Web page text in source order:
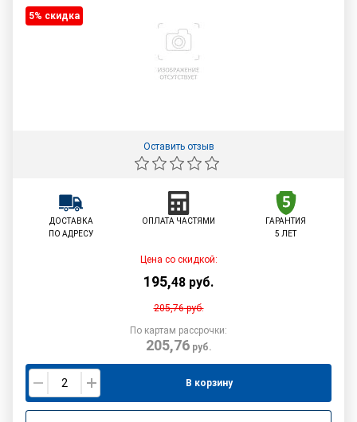
5% cкидка
Оставить отзыв
ДОСТАВКА
ПО АДРЕСУ
ОПЛАТА ЧАСТЯМИ
ГАРАНТИЯ
5 ЛЕТ
Цена со скидкой:
195,48 руб.
205,76руб.
По картам рассрочки:
205,76руб.
В корзину